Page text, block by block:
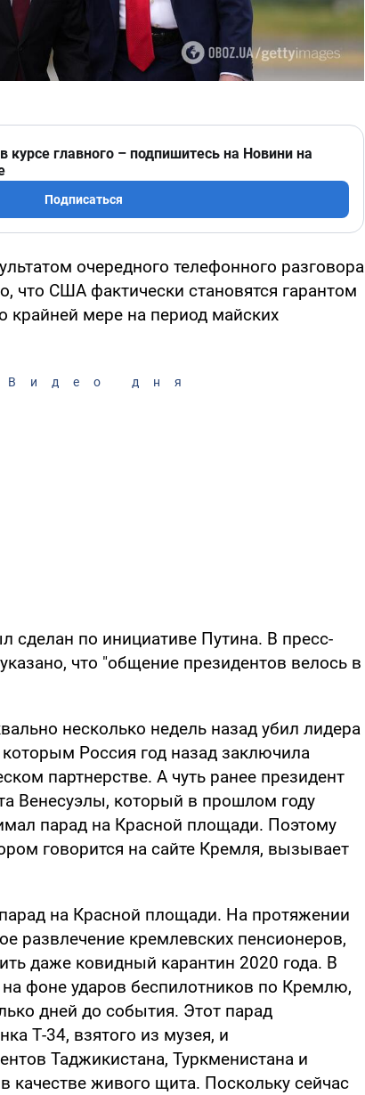
курсе главного – подпишитесь на Новини на
Подписаться
очередного телефонного разговора
что США фактически становятся гарантом
крайней мере на период майских
Видео дня
сделан по инициативе Путина. В пресс-
что "общение президентов велось в
несколько недель назад убил лидера
Россия год назад заключила
партнерстве. А чуть ранее президент
Венесуэлы, который в прошлом году
парад на Красной площади. Поэтому
говорится на сайте Кремля, вызывает
на Красной площади. На протяжении
развлечение кремлевских пенсионеров,
даже ковидный карантин 2020 года. В
фоне ударов беспилотников по Кремлю,
дней до события. Этот парад
Т-34, взятого из музея, и
Таджикистана, Туркменистана и
качестве живого щита. Поскольку сейчас